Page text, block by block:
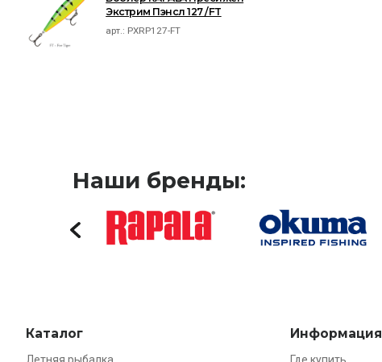
Экстрим Пэнсл 127 /FT
арт.: PXRP127-FT
Наши бренды:
Каталог Информация